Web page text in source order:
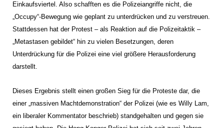
Einkaufsviertel. Also schafften es die Polizeiangriffe nicht, die
„Occupy“-Bewegung wie geplant zu unterdrücken und zu verstreuen.
Stattdessen hat der Protest – als Reaktion auf die Polizeitaktik –
„Metastasen gebildet“ hin zu vielen Besetzungen, deren
Unterdrückung für die Polizei eine viel größere Herausforderung
darstellt.
Dieses Ergebnis stellt einen großen Sieg für die Proteste dar, die
einer „massiven Machtdemonstration“ der Polizei (wie es Willy Lam,
ein liberaler Kommentator beschrieb) standgehalten und gegen sie